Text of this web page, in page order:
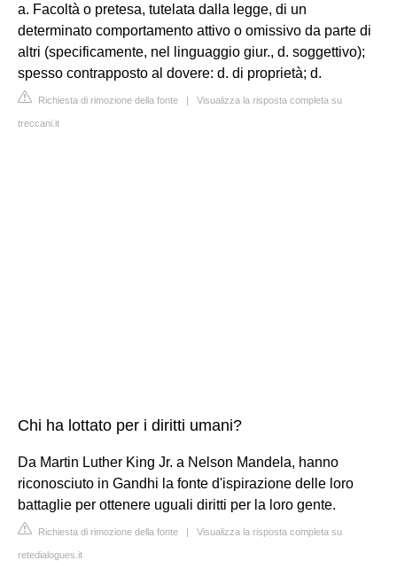
a. Facoltà o pretesa, tutelata dalla legge, di un
determinato comportamento attivo o omissivo da parte di
altri (specificamente, nel linguaggio giur., d. soggettivo);
spesso contrapposto al dovere: d. di proprietà; d.
Richiesta di rimozione della fonte | Visualizza la risposta completa su
treccani.it
Chi ha lottato per i diritti umani?
Da Martin Luther King Jr. a Nelson Mandela, hanno
riconosciuto in Gandhi la fonte d'ispirazione delle loro
battaglie per ottenere uguali diritti per la loro gente.
Richiesta di rimozione della fonte | Visualizza la risposta completa su
retedialogues.it